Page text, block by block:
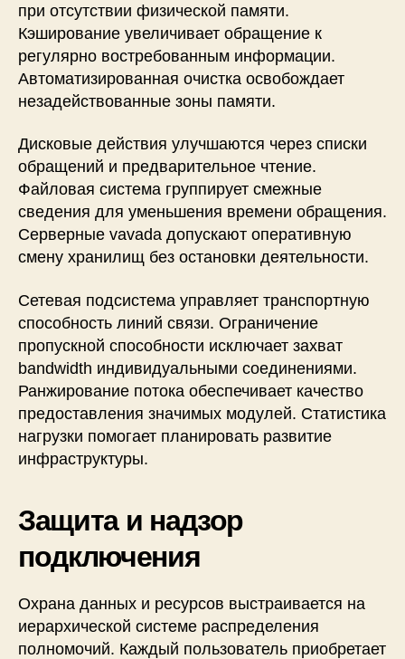
при отсутствии физической памяти.
Кэширование увеличивает обращение к
регулярно востребованным информации.
Автоматизированная очистка освобождает
незадействованные зоны памяти.
Дисковые действия улучшаются через списки
обращений и предварительное чтение.
Файловая система группирует смежные
сведения для уменьшения времени обращения.
Серверные vavada допускают оперативную
смену хранилищ без остановки деятельности.
Сетевая подсистема управляет транспортную
способность линий связи. Ограничение
пропускной способности исключает захват
bandwidth индивидуальными соединениями.
Ранжирование потока обеспечивает качество
предоставления значимых модулей. Статистика
нагрузки помогает планировать развитие
инфраструктуры.
Защита и надзор
подключения
Охрана данных и ресурсов выстраивается на
иерархической системе распределения
полномочий. Каждый пользователь приобретает